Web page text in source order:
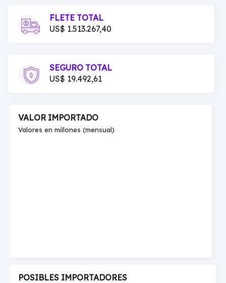
FLETE TOTAL
US$ 1.513.267,40
SEGURO TOTAL
US$ 19.492,61
VALOR IMPORTADO
Valores en millones (mensual)
POSIBLES IMPORTADORES